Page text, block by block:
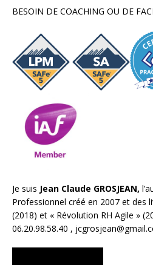
BESOIN DE COACHING OU DE
Je suis Jean Claude GROSJEAN,
Professionnel créé en 2007 et des
(2018) et « Révolution RH Agile »
06.20.98.58.40 ,